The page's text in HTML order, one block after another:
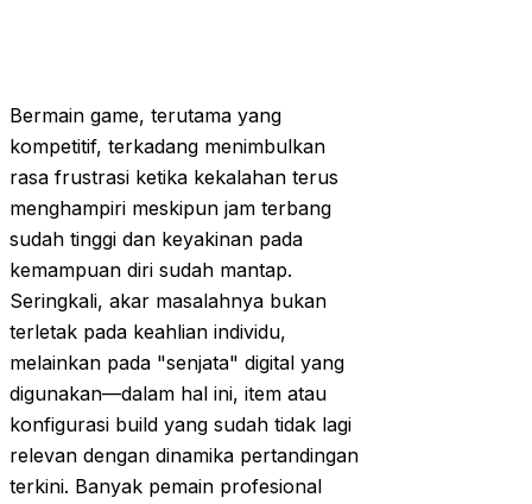
Bermain game, terutama yang
kompetitif, terkadang menimbulkan
rasa frustrasi ketika kekalahan terus
menghampiri meskipun jam terbang
sudah tinggi dan keyakinan pada
kemampuan diri sudah mantap.
Seringkali, akar masalahnya bukan
terletak pada keahlian individu,
melainkan pada "senjata" digital yang
digunakan—dalam hal ini, item atau
konfigurasi build yang sudah tidak lagi
relevan dengan dinamika pertandingan
terkini. Banyak pemain profesional